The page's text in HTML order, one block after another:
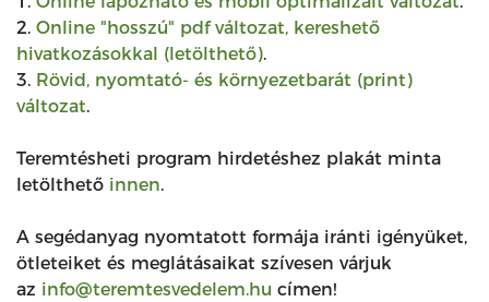
2. Online "hosszú" pdf változat, kereshető
hivatkozásokkal (letölthető).
3. Rövid, nyomtató- és környezetbarát (print)
változat.
Teremtésheti program hirdetéshez plakát minta
letölthető innen.
A segédanyag nyomtatott formája iránti igényüket,
ötleteiket és meglátásaikat szívesen várjuk
az info@teremtesvedelem.hu címen!